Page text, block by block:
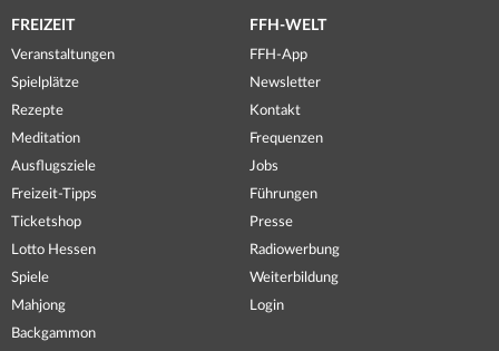
FREIZEIT
Veranstaltungen
Spielplätze
Rezepte
Meditation
Ausflugsziele
Freizeit-Tipps
Ticketshop
Lotto Hessen
Spiele
Mahjong
Backgammon
FFH-WELT
FFH-App
Newsletter
Kontakt
Frequenzen
Jobs
Führungen
Presse
Radiowerbung
Weiterbildung
Login